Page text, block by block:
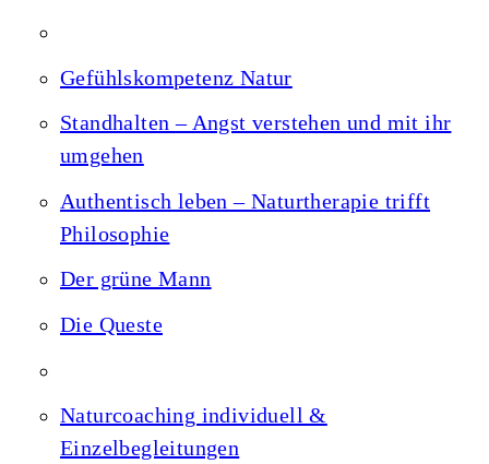
Gefühlskompetenz Natur
Standhalten – Angst verstehen und mit ihr
umgehen
Authentisch leben – Naturtherapie trifft
Philosophie
Der grüne Mann
Die Queste
Naturcoaching individuell &
Einzelbegleitungen